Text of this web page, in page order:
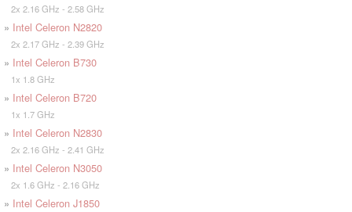
2x 2.16 GHz - 2.58 GHz
» Intel Celeron N2820
2x 2.17 GHz - 2.39 GHz
» Intel Celeron B730
1x 1.8 GHz
» Intel Celeron B720
1x 1.7 GHz
» Intel Celeron N2830
2x 2.16 GHz - 2.41 GHz
» Intel Celeron N3050
2x 1.6 GHz - 2.16 GHz
» Intel Celeron J1850